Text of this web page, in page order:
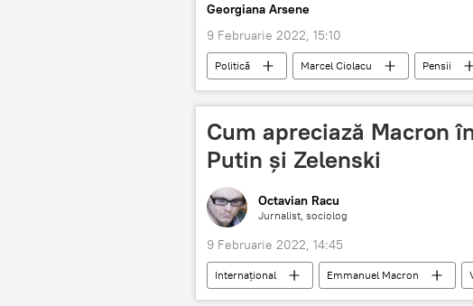
Georgiana Arsene
9 Februarie 2022, 15:10
Politică Marcel Ciolacu Pensii
Cum apreciază Macron
Putin și Zelenski
Octavian Racu
Jurnalist, sociolog
9 Februarie 2022, 14:45
Internaţional Emmanuel Macron